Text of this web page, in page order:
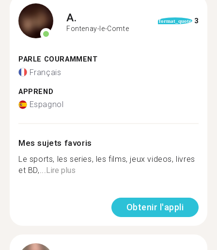
A.
Fontenay-le-Comte
format_quote 3
PARLE COURAMMENT
Français
APPREND
Espagnol
Mes sujets favoris
Le sports, les series, les films, jeux videos, livres
et BD,...Lire plus
Obtenir l'appli